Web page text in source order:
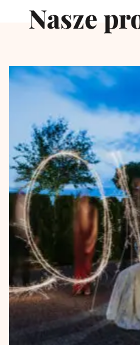
Nasze